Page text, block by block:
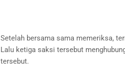
Setelah bersama sama memeriksa,
Lalu ketiga saksi tersebut
tersebut.